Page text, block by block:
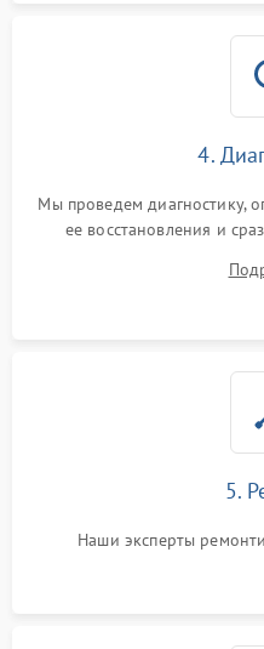
4.
Мы проведем диагностику,
ее восстановления и
5.
Наши эксперты